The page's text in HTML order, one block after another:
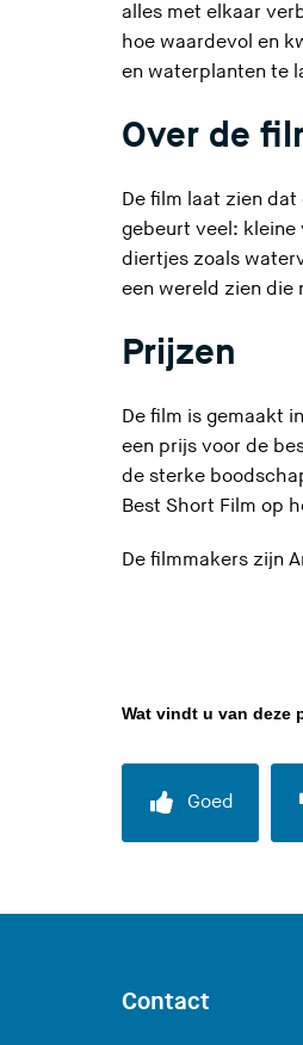
z
t
)
alles met elkaar
hoe waardevol en
en waterplanten te
Over de
De film laat zien
gebeurt veel: kleine
diertjes zoals
een wereld zien die
Prijzen
De film is gemaakt
een prijs voor de
de sterke
Best Short Film op
De filmmakers zijn
Wat vindt u van deze
Goed
Contact